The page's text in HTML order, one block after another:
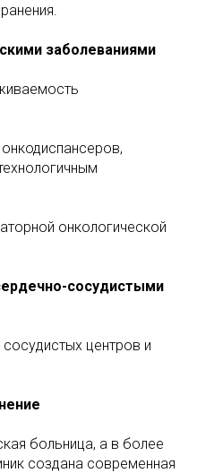
заболеваниями
онкологической
сосудистыми
центров и
больница, а в более
создана современная